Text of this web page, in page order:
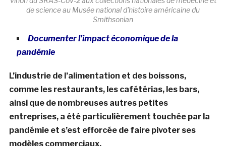
de science au Musée national d’histoire américaine du
Smithsonian
Documenter l’impact économique de la
pandémie
L’industrie de l’alimentation et des boissons,
comme les restaurants, les cafétérias, les bars,
ainsi que de nombreuses autres petites
entreprises, a été particulièrement touchée par la
pandémie et s’est efforcée de faire pivoter ses
modèles commerciaux.